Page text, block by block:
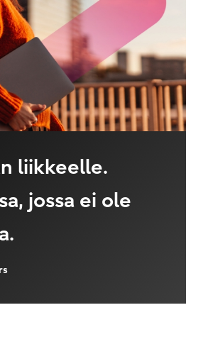
liikkeelle.
jossa ei ole